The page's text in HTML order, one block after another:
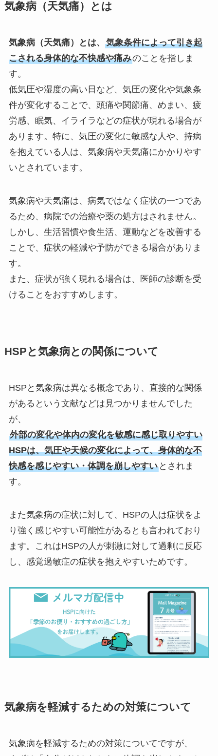
気象病（天気痛）とは
気象病（天気痛）とは、 気象条件によって引き起
こされる身体的な不快感や痛みのことを指しま
す。
低気圧や湿度の高い日など、気圧の変化や気象条
件が変化することで、頭痛や関節痛、めまい、疲
労感、眠気、イライラなどの症状が現れる場合が
あります。特に、気圧の変化に敏感な人や、持病
を抱えている人は、気象病や天気痛にかかりやす
いとされています。
気象病や天気痛は、病気ではなく症状の一つであ
るため、病院での治療や薬の処方はされません。
しかし、生活習慣や食生活、運動などを改善する
ことで、症状の軽減や予防ができる場合がありま
す。
また、症状が強く現れる場合は、医師の診断を受
けることをおすすめします。
HSPと気象病との関係について
HSPと気象病は異なる概念であり、直接的な関係
があるという文献などは見つかりませんでした
が、
外部の変化や体内の変化を敏感に感じ取りやすい
HSPは、気圧や天候の変化によって、身体的な不
快感を感じやすい・体調を崩しやすいとされま
す。
また気象病の症状に対して、HSPの人は症状をよ
り強く感じやすい可能性があるとも言われており
ます。これはHSPの人が刺激に対して過剰に反応
し、感覚過敏症の症状を抱えやすいためです。
気象病を軽減するための対策について
気象病を軽減するための対策についてですが、